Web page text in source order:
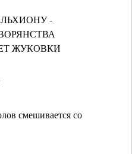
-
ЖУКОВКИ
смешивается со